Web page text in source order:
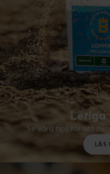
Leriga
Se våra tips för att
LÄS